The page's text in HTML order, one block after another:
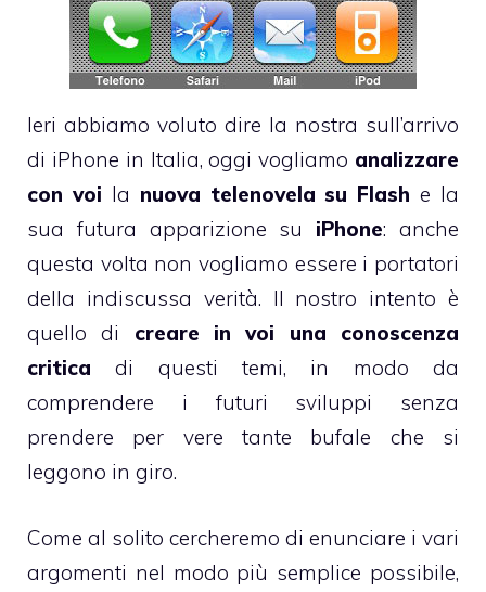
Ieri abbiamo voluto dire la nostra sull’arrivo
di iPhone in Italia, oggi vogliamo analizzare
con voi la nuova telenovela su Flash e la
sua futura apparizione su iPhone: anche
questa volta non vogliamo essere i portatori
della indiscussa verità. Il nostro intento è
quello di creare in voi una conoscenza
criticadi questi temi, in modo da
comprendere i futuri sviluppi senza
prendere per vere tante bufale che si
leggono in giro.
Come al solito cercheremo di enunciare i vari
argomenti nel modo più semplice possibile,